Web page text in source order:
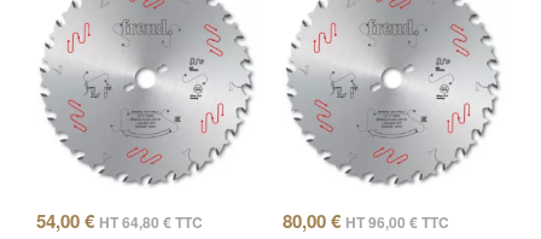
54,00€ HT64,80 €TTC 80,00€ HT96,00 €TTC